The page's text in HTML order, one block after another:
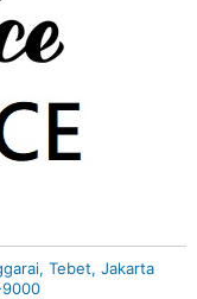
Tebet, Jakarta